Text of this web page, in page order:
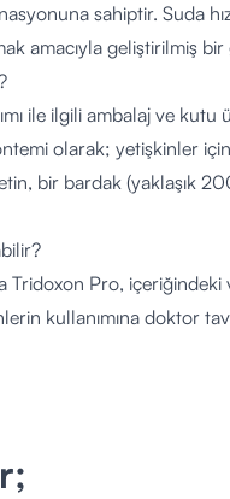
sahiptir. Suda
amacıyla geliştirilmiş bir
ile ilgili ambalaj ve kutu
olarak; yetişkinler
bir bardak (yaklaşık
Tridoxon Pro,
kullanımına doktor
α-TE (%375 BRD)